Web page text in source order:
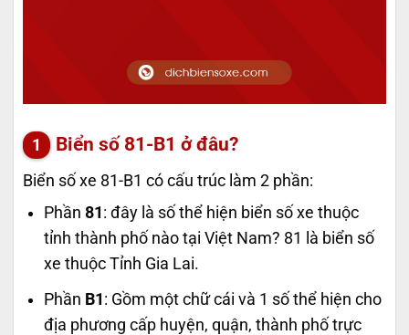
Biển số 81-B1 ở đâu?
Biển số xe 81-B1 có cấu trúc làm 2 phần:
Phần 81 : đây là số thể hiện biển số xe thuộc
tỉnh thành phố nào tại Việt Nam? 81 là biển số
xe thuộc Tỉnh Gia Lai.
Phần B1 : Gồm một chữ cái và 1 số thể hiện cho
địa phương cấp huyện, quận, thành phố trực